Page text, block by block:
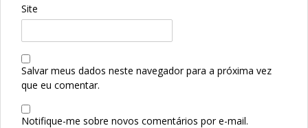
Site
Salvar meus dados neste navegador para a próxima vez
que eu comentar.
Notifique-me sobre novos comentários por e-mail.